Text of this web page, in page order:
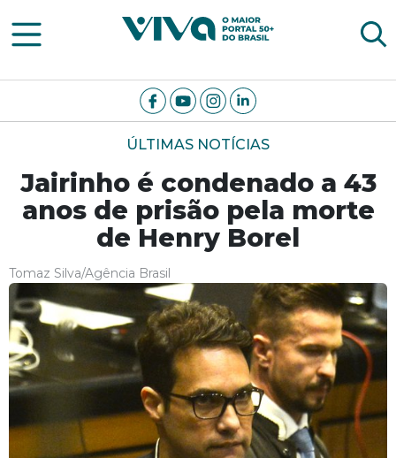
Viva Notícias
ÚLTIMAS NOTÍCIAS
Jairinho é condenado a 43
anos de prisão pela morte
de Henry Borel
Tomaz Silva/Agência Brasil